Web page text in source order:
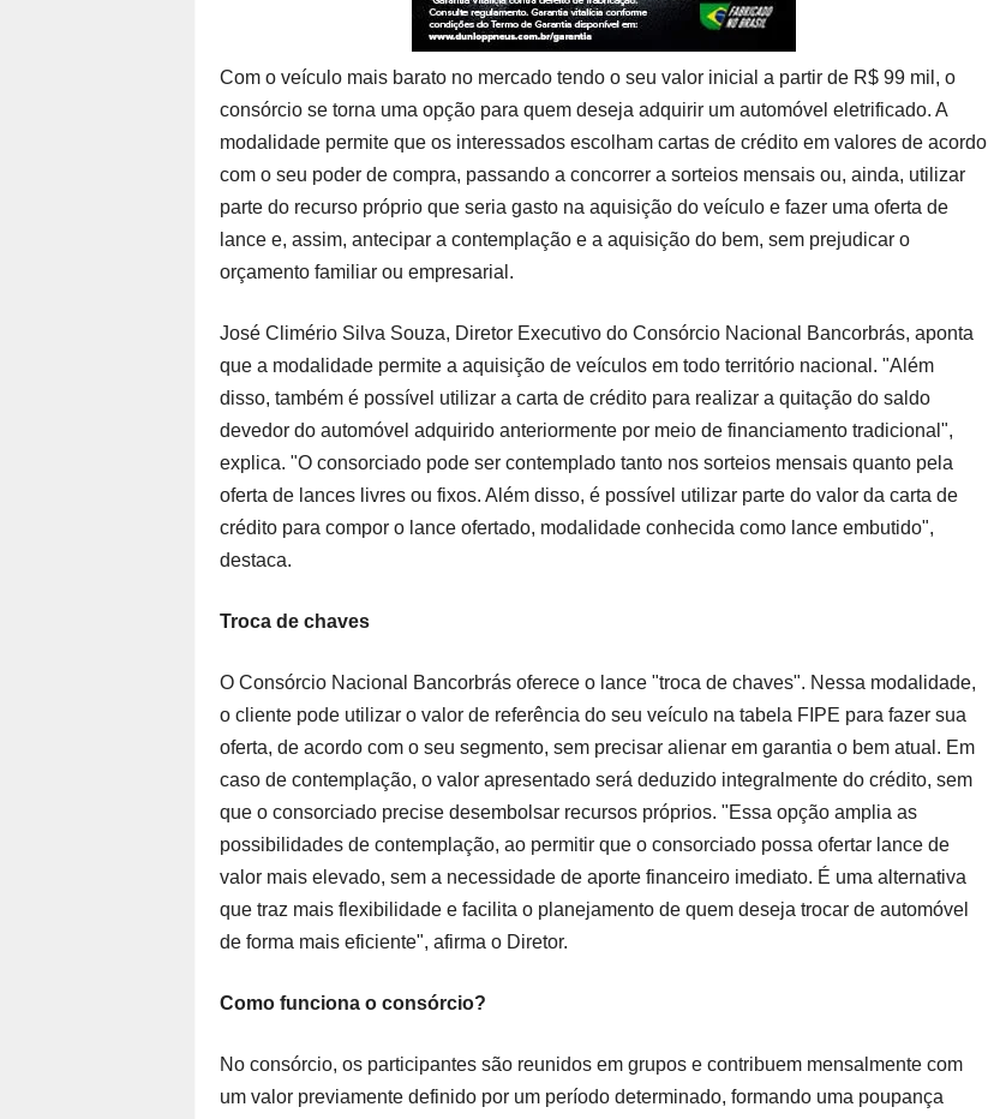
Com o veículo mais barato no mercado tendo o seu valor inicial a partir de R$ 99 mil, o
consórcio se torna uma opção para quem deseja adquirir um automóvel eletrificado. A
modalidade permite que os interessados escolham cartas de crédito em valores de acordo
com o seu poder de compra, passando a concorrer a sorteios mensais ou, ainda, utilizar
parte do recurso próprio que seria gasto na aquisição do veículo e fazer uma oferta de
lance e, assim, antecipar a contemplação e a aquisição do bem, sem prejudicar o
orçamento familiar ou empresarial.
José Climério Silva Souza, Diretor Executivo do Consórcio Nacional Bancorbrás, aponta
que a modalidade permite a aquisição de veículos em todo território nacional. "Além
disso, também é possível utilizar a carta de crédito para realizar a quitação do saldo
devedor do automóvel adquirido anteriormente por meio de financiamento tradicional",
explica. "O consorciado pode ser contemplado tanto nos sorteios mensais quanto pela
oferta de lances livres ou fixos. Além disso, é possível utilizar parte do valor da carta de
crédito para compor o lance ofertado, modalidade conhecida como lance embutido",
destaca.
Troca de chaves
O Consórcio Nacional Bancorbrás oferece o lance "troca de chaves". Nessa modalidade,
o cliente pode utilizar o valor de referência do seu veículo na tabela FIPE para fazer sua
oferta, de acordo com o seu segmento, sem precisar alienar em garantia o bem atual. Em
caso de contemplação, o valor apresentado será deduzido integralmente do crédito, sem
que o consorciado precise desembolsar recursos próprios. "Essa opção amplia as
possibilidades de contemplação, ao permitir que o consorciado possa ofertar lance de
valor mais elevado, sem a necessidade de aporte financeiro imediato. É uma alternativa
que traz mais flexibilidade e facilita o planejamento de quem deseja trocar de automóvel
de forma mais eficiente", afirma o Diretor.
Como funciona o consórcio?
No consórcio, os participantes são reunidos em grupos e contribuem mensalmente com
um valor previamente definido por um período determinado, formando uma poupança